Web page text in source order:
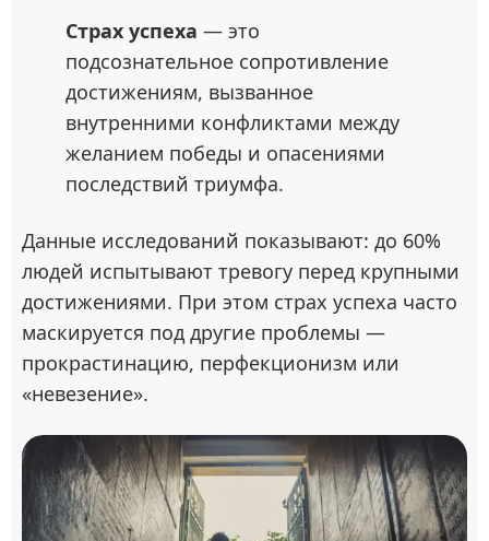
Страх успеха — это
подсознательное сопротивление
достижениям, вызванное
внутренними конфликтами между
желанием победы и опасениями
последствий триумфа.
Данные исследований показывают: до 60%
людей испытывают тревогу перед крупными
достижениями. При этом страх успеха часто
маскируется под другие проблемы —
прокрастинацию, перфекционизм или
«невезение».